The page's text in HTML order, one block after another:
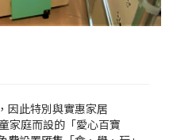
因此特別與實惠家居
家庭而設的「愛心百寶